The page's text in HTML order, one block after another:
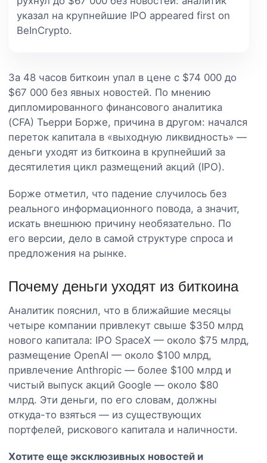
указал на крупнейшие IPO appeared first on
BeInCrypto.
За 48 часов биткоин упал в цене с $74 000 до
$67 000 без явных новостей. По мнению
дипломированного финансового аналитика
(CFA) Тьерри Борже, причина в другом: начался
переток капитала в «выходную ликвидность» —
деньги уходят из биткоина в крупнейший за
десятилетия цикл размещений акций (IPO).
Борже отметил, что падение случилось без
реального информационного повода, а значит,
искать внешнюю причину необязательно. По
его версии, дело в самой структуре спроса и
предложения на рынке.
Почему деньги уходят из биткоина
Аналитик пояснил, что в ближайшие месяцы
четыре компании привлекут свыше $350 млрд
нового капитала: IPO SpaceX — около $75 млрд,
размещение OpenAI — около $100 млрд,
привлечение Anthropic — более $100 млрд и
чистый выпуск акций Google — около $80
млрд. Эти деньги, по его словам, должны
откуда-то взяться — из существующих
портфелей, рискового капитала и наличности.
Хотите еще эксклюзивных новостей и